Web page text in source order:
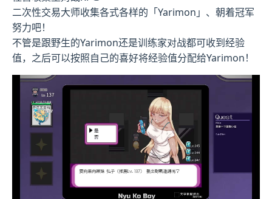
二次性交易大师收集各式各样的「Yarimon」、朝着冠军
努力吧！
不管是跟野生的Yarimon还是训练家对战都可收到经验
值，之后可以按照自己的喜好将经验值分配给Yarimon！